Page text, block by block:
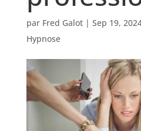
par Fred Galot| Sep 19,
Hypnose